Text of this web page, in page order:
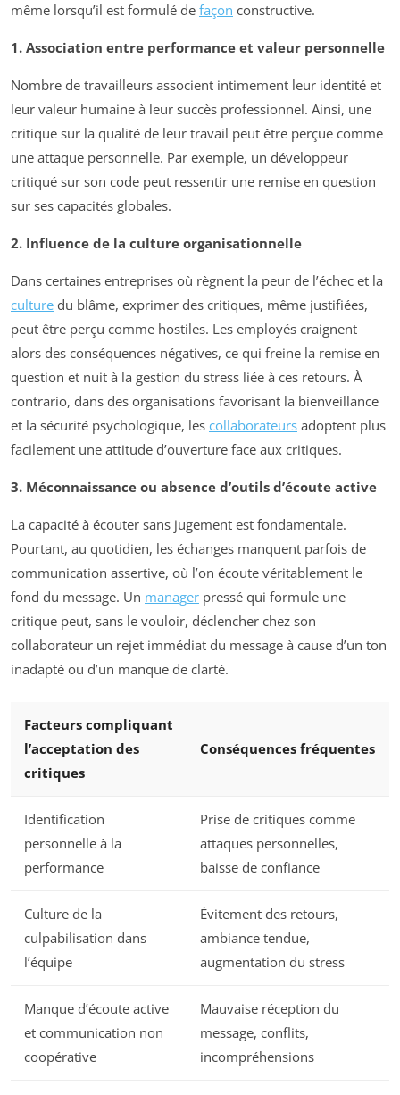
même lorsqu’il est formulé de façon constructive.
1. Association entre performance et valeur personnelle
Nombre de travailleurs associent intimement leur identité et
leur valeur humaine à leur succès professionnel. Ainsi, une
critique sur la qualité de leur travail peut être perçue comme
une attaque personnelle. Par exemple, un développeur
critiqué sur son code peut ressentir une remise en question
sur ses capacités globales.
2. Influence de la culture organisationnelle
Dans certaines entreprises où règnent la peur de l’échec et la
culture du blâme, exprimer des critiques, même justifiées,
peut être perçu comme hostiles. Les employés craignent
alors des conséquences négatives, ce qui freine la remise en
question et nuit à la gestion du stress liée à ces retours. À
contrario, dans des organisations favorisant la bienveillance
et la sécurité psychologique, les collaborateurs adoptent plus
facilement une attitude d’ouverture face aux critiques.
3. Méconnaissance ou absence d’outils d’écoute active
La capacité à écouter sans jugement est fondamentale.
Pourtant, au quotidien, les échanges manquent parfois de
communication assertive, où l’on écoute véritablement le
fond du message. Un manager pressé qui formule une
critique peut, sans le vouloir, déclencher chez son
collaborateur un rejet immédiat du message à cause d’un ton
inadapté ou d’un manque de clarté.
Facteurs compliquant
l’acceptation des
critiques
Conséquences fréquentes
Identification
personnelle à la
performance
Prise de critiques comme
attaques personnelles,
baisse de confiance
Culture de la
culpabilisation dans
l’équipe
Évitement des retours,
ambiance tendue,
augmentation du stress
Manque d’écoute active
et communication non
coopérative
Mauvaise réception du
message, conflits,
incompréhensions